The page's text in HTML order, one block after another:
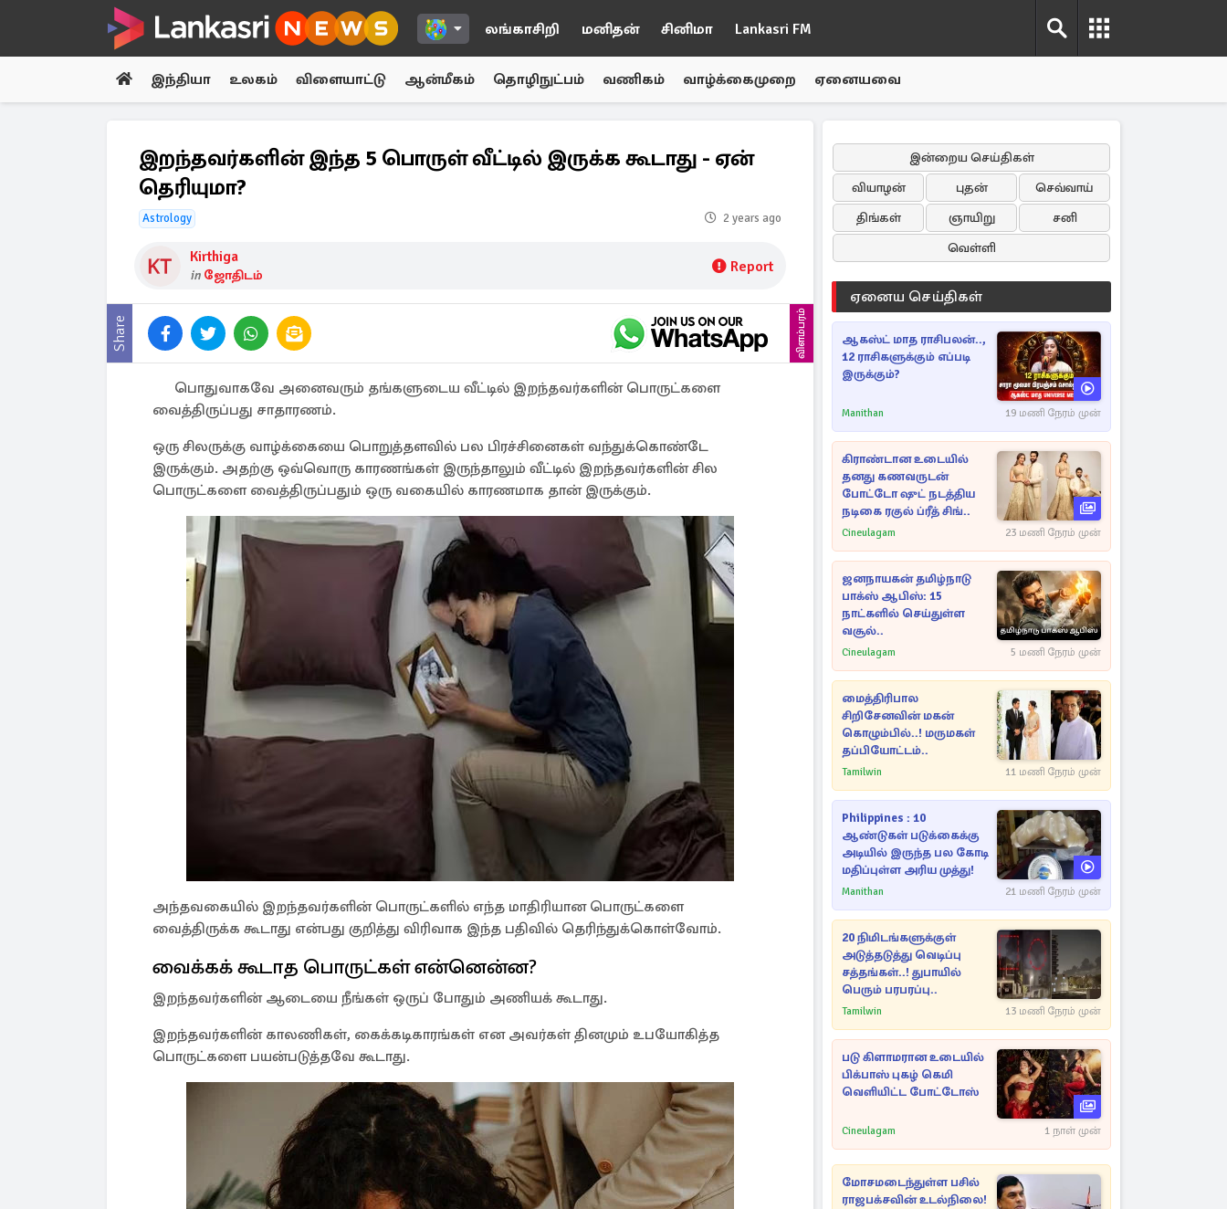
லங்காசிறி மனிதன் சினிமா Lankasri FM
இந்தியா உலகம் விளையாட்டு ஆன்மீகம் தொழிநுட்பம் வணிகம் வாழ்க்கைமுறை ஏனையவை
இறந்தவர்களின் இந்த 5 பொருள் வீட்டில் இருக்க கூடாது - ஏன்
தெரியுமா?
Astrology 2 years ago
Kirthiga
in ஜோதிடம் Report
Share விளம்பரம்
பொதுவாகவே அனைவரும் தங்களுடைய வீட்டில் இறந்தவர்களின் பொருட்களை
வைத்திருப்பது சாதாரணம்.
ஒரு சிலருக்கு வாழ்க்கையை பொறுத்தளவில் பல பிரச்சினைகள் வந்துக்கொண்டே
இருக்கும். அதற்கு ஒவ்வொரு காரணங்கள் இருந்தாலும் வீட்டில் இறந்தவர்களின் சில
பொருட்களை வைத்திருப்பதும் ஒரு வகையில் காரணமாக தான் இருக்கும்.
அந்தவகையில் இறந்தவர்களின் பொருட்களில் எந்த மாதிரியான பொருட்களை
வைத்திருக்க கூடாது என்பது குறித்து விரிவாக இந்த பதிவில் தெரிந்துக்கொள்வோம்.
வைக்கக் கூடாத பொருட்கள் என்னென்ன?
இறந்தவர்களின் ஆடையை நீங்கள் ஒருப் போதும் அணியக் கூடாது.
இறந்தவர்களின் காலணிகள், கைக்கடிகாரங்கள் என அவர்கள் தினமும் உபயோகித்த
பொருட்களை பயன்படுத்தவே கூடாது.
இன்றைய செய்திகள்
வியாழன்
புதன்
செவ்வாய்
திங்கள்
ஞாயிறு
சனி
வெள்ளி
ஏனைய செய்திகள்
ஆகஸ்ட் மாத ராசிபலன்..,
12 ராசிகளுக்கும் எப்படி
இருக்கும்?
Manithan 19 மணி நேரம் முன்
கிராண்டான உடையில்
தனது கணவருடன்
போட்டோ ஷுட் நடத்திய
நடிகை ரகுல் ப்ரீத் சிங்..
Cineulagam 23 மணி நேரம் முன்
ஜனநாயகன் தமிழ்நாடு
பாக்ஸ் ஆபிஸ்: 15
நாட்களில் செய்துள்ள
வசூல்..
Cineulagam 5 மணி நேரம் முன்
மைத்திரிபால
சிறிசேனவின் மகன்
கொழும்பில்..! மருமகள்
தப்பியோட்டம்..
Tamilwin 11 மணி நேரம் முன்
Philippines : 10
ஆண்டுகள் படுக்கைக்கு
அடியில் இருந்த பல கோடி
மதிப்புள்ள அரிய முத்து!
Manithan 21 மணி நேரம் முன்
20 நிமிடங்களுக்குள்
அடுத்தடுத்து வெடிப்பு
சத்தங்கள்..! துபாயில்
பெரும் பரபரப்பு..
Tamilwin 13 மணி நேரம் முன்
படு கிளாமரான உடையில்
பிக்பாஸ் புகழ் கெமி
வெளியிட்ட போட்டோஸ்
Cineulagam 1 நாள் முன்
மோசமடைந்துள்ள பசில்
ராஜபக்சவின் உடல்நிலை!